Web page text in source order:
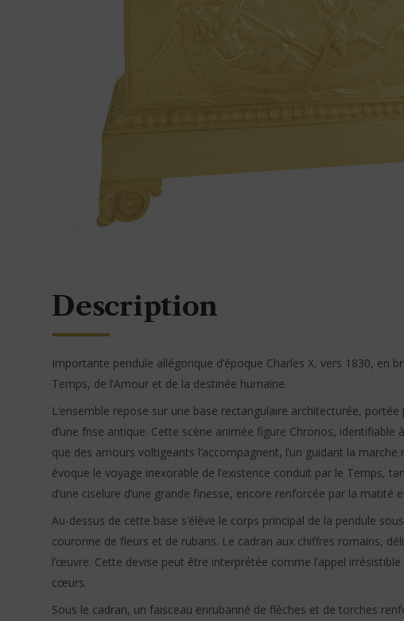
Description
Importante pendule allégorique d’époque Charles X, vers 1830,
Temps, de l’Amour et de la destinée humaine.
L’ensemble repose sur une base rectangulaire architecturée,
d’une frise antique. Cette scène animée figure Chronos,
que des amours voltigeants l’accompagnent, l’un guidant la
évoque le voyage inexorable de l’existence conduit par le Temps,
d’une ciselure d’une grande finesse, encore renforcée par la
Au-dessus de cette base s’élève le corps principal de la pendule
couronne de fleurs et de rubans. Le cadran aux chiffres romains,
l’œuvre. Cette devise peut être interprétée comme l’appel
cœurs.
Sous le cadran, un faisceau enrubanné de flèches et de torches